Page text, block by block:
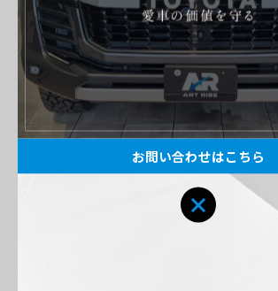
ング施工しております。
お問い合わせはこちら